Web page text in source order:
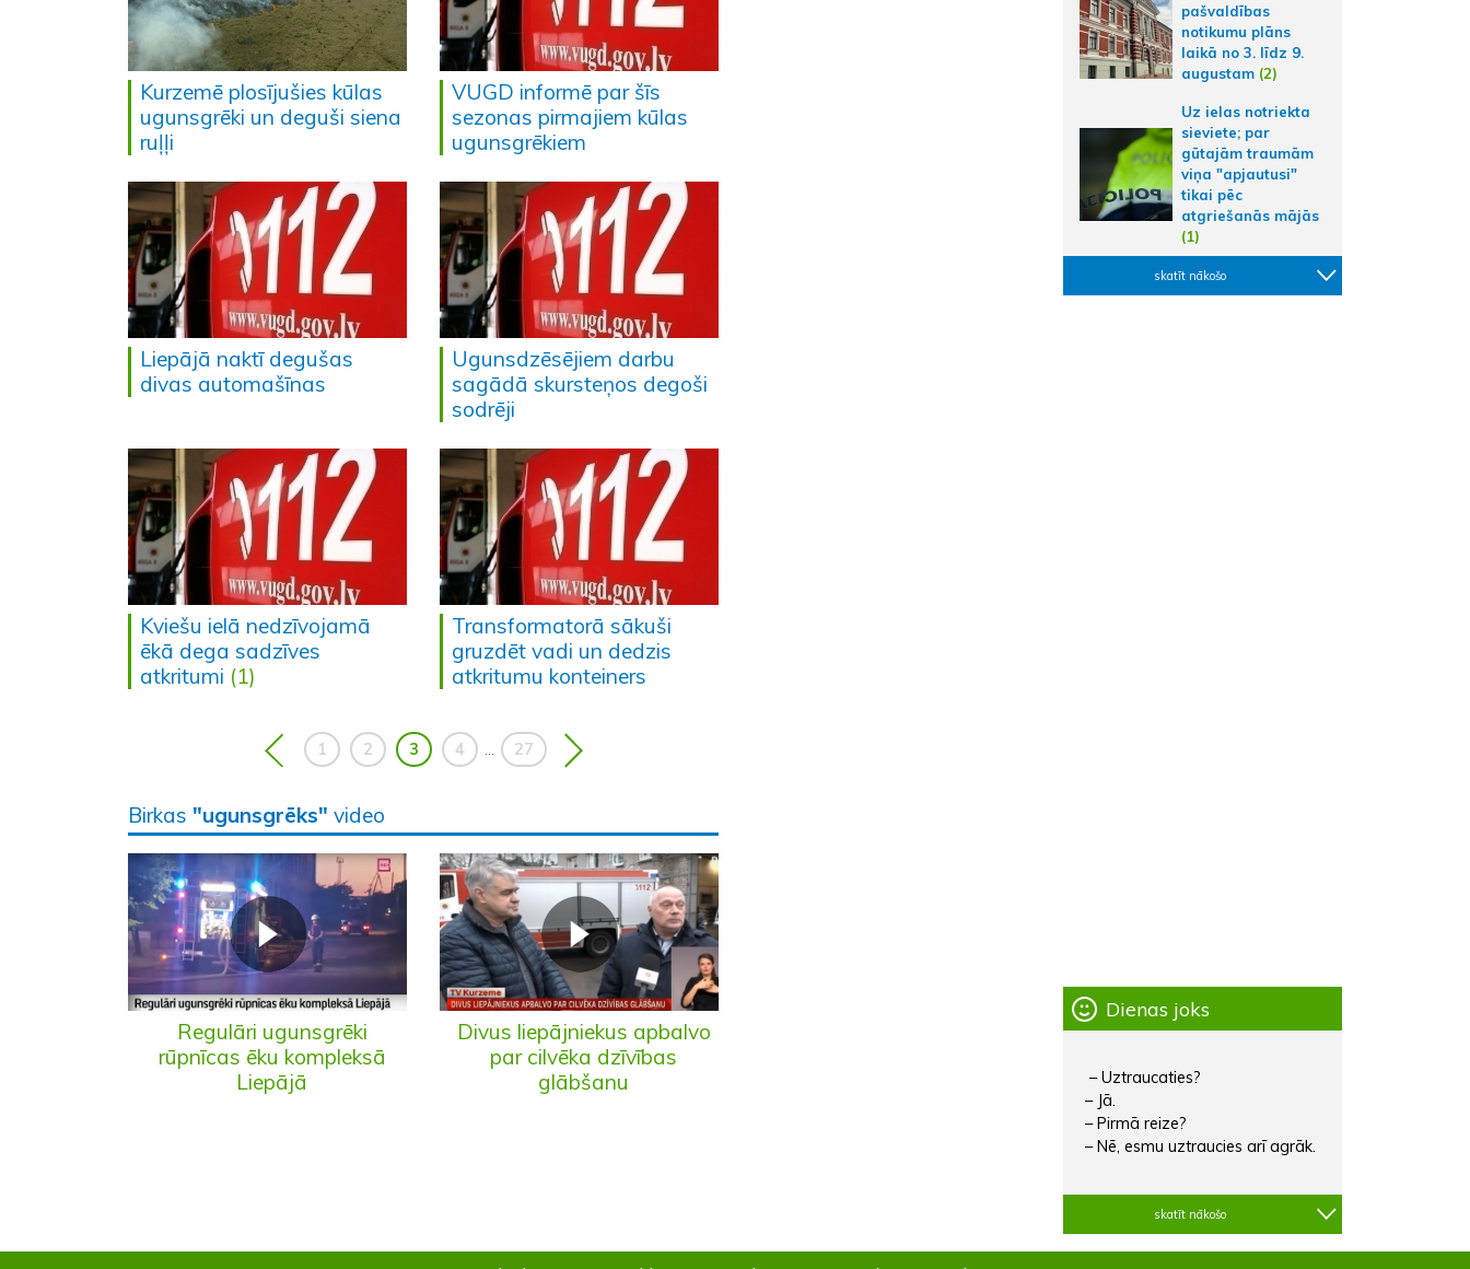
Kurzemē plosījušies kūlas
ugunsgrēki un deguši siena
ruļļi
VUGD informē par šīs
sezonas pirmajiem kūlas
ugunsgrēkiem
Liepājā naktī degušas
divas automašīnas
Ugunsdzēsējiem darbu
sagādā skursteņos degoši
sodrēji
Kviešu ielā nedzīvojamā
ēkā dega sadzīves
atkritumi (1)
Transformatorā sākuši
gruzdēt vadi un dedzis
atkritumu konteiners
1 2 3 4 27
Birkas "ugunsgrēks" video
Regulāri ugunsgrēki
rūpnīcas ēku kompleksā
Liepājā
Divus liepājniekus apbalvo
par cilvēka dzīvības
glābšanu
pašvaldības
notikumu plāns
laikā no 3. līdz 9.
augustam (2)
Uz ielas notriekta
sieviete; par
gūtajām traumām
viņa "apjautusi"
tikai pēc
atgriešanās mājās
(1)
skatīt nākošo
Dienas joks
– Uztraucaties?
– Jā.
– Pirmā reize?
– Nē, esmu uztraucies arī agrāk.
skatīt nākošo